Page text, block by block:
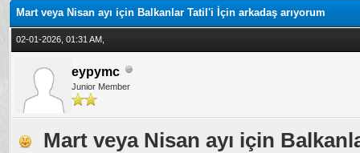
Mart veya Nisan ayı için Balkanlar Tatil'i İçin arkadaş arıyorum
02-01-2026, 01:31 AM,
eypymc
Junior Member
Mart veya Nisan ayı için